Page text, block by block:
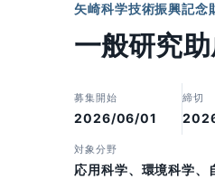
矢崎科学技術振興記念
一般研究
募集開始
2026/06/01
締切
対象分野
応用科学、環境科学、